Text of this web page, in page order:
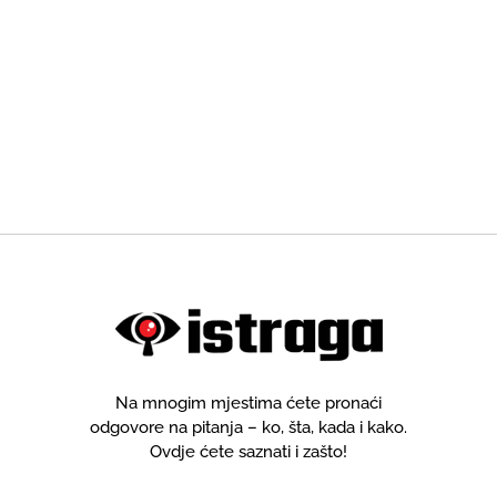
Na mnogim mjestima ćete pronaći
odgovore na pitanja – ko, šta, kada i kako.
Ovdje ćete saznati i zašto!